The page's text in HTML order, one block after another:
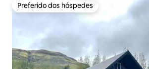
Preferido dos hóspedes
Preferido dos hóspedes